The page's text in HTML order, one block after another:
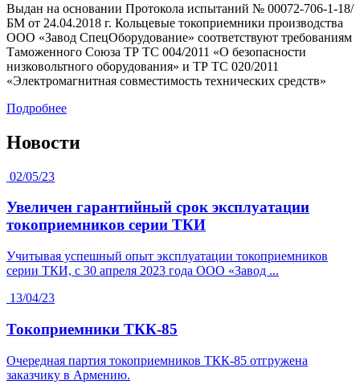
Выдан на основании Протокола испытаний № 00072-706-1-18/
БМ от 24.04.2018 г. Кольцевые токоприемники производства
ООО «Завод СпецОборудование» соответствуют требованиям
Таможенного Союза ТР ТС 004/2011 «О безопасности
низковольтного оборудования» и ТР ТС 020/2011
«Электромагнитная совместимость технических средств»
Подробнее
Новости
02/05/23
Увеличен гарантийный срок эксплуатации
токоприемников серии ТКИ
Учитывая успешный опыт эксплуатации токоприемников
серии ТКИ, с 30 апреля 2023 года ООО «Завод ...
13/04/23
Токоприемники ТКК-85
Очередная партия токоприемников ТКК-85 отгружена
заказчику в Армению.